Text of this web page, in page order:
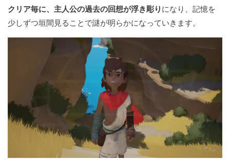
クリア毎に、主人公の過去の回想が浮き彫り になり、記憶を
少しずつ垣間見ることで謎が明らかになっていきます。